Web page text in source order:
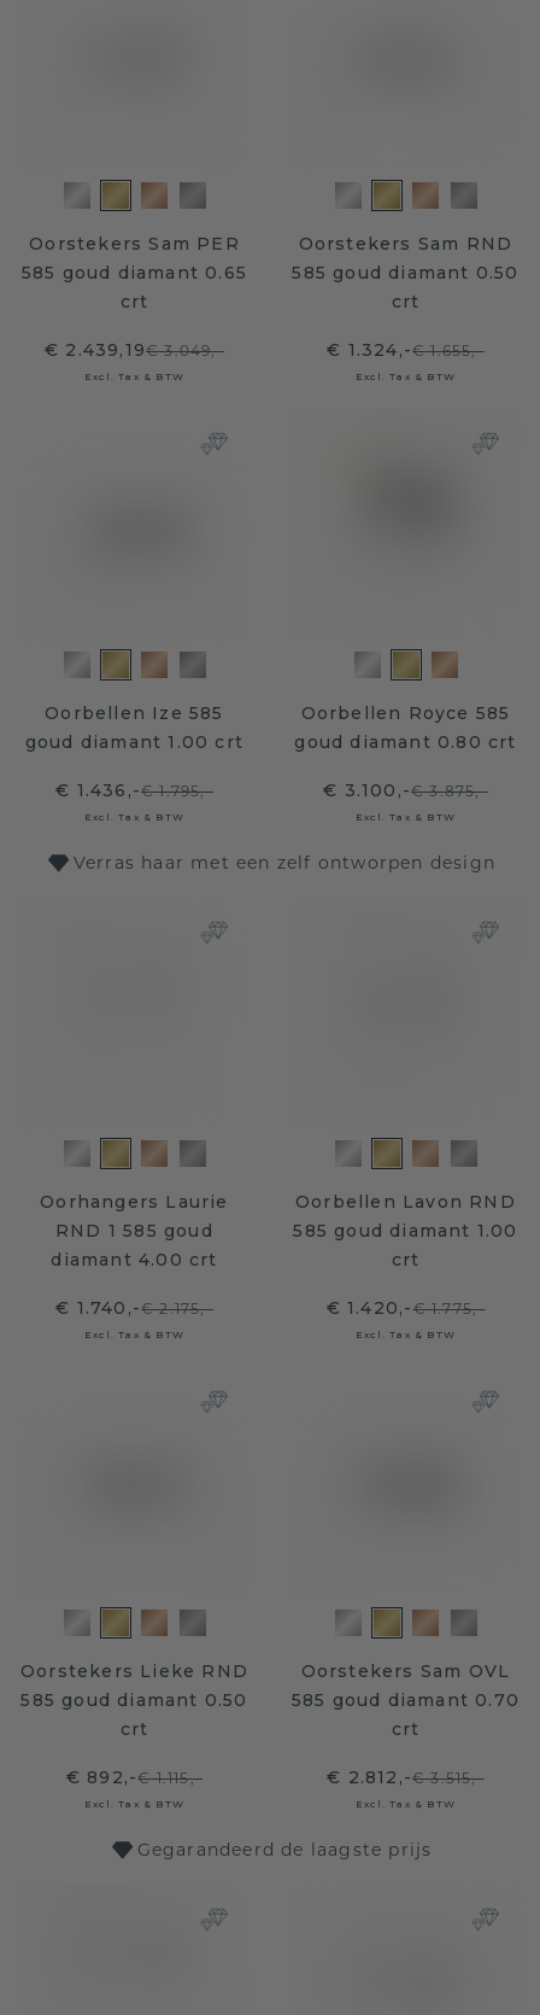
Oorstekers Sam PER
585 goud diamant 0.65
crt
€ 2.439,19€ 3.049,-
Excl. Tax & BTW
Oorstekers Sam RND
585 goud diamant 0.50
crt
€ 1.324,-€ 1.655,-
Excl. Tax & BTW
Oorbellen Ize 585
goud diamant 1.00 crt
€ 1.436,-€ 1.795,-
Excl. Tax & BTW
Oorbellen Royce 585
goud diamant 0.80 crt
€ 3.100,-€ 3.875,-
Excl. Tax & BTW
Verras haar met een zelf ontworpen design
Oorhangers Laurie
RND 1 585 goud
diamant 4.00 crt
€ 1.740,-€ 2.175,-
Excl. Tax & BTW
Oorbellen Lavon RND
585 goud diamant 1.00
crt
€ 1.420,-€ 1.775,-
Excl. Tax & BTW
Oorstekers Lieke RND
585 goud diamant 0.50
crt
€ 892,-€ 1.115,-
Excl. Tax & BTW
Oorstekers Sam OVL
585 goud diamant 0.70
crt
€ 2.812,-€ 3.515,-
Excl. Tax & BTW
Gegarandeerd de laagste prijs